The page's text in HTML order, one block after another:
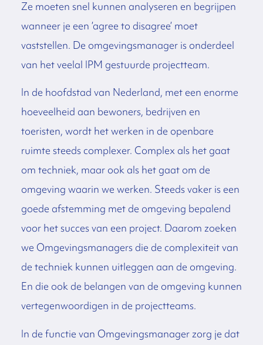
Ze moeten snel kunnen analyseren en begrijpen
wanneer je een ’agree to disagree’ moet
vaststellen. De omgevingsmanager is onderdeel
van het veelal IPM gestuurde projectteam.
In de hoofdstad van Nederland, met een enorme
hoeveelheid aan bewoners, bedrijven en
toeristen, wordt het werken in de openbare
ruimte steeds complexer. Complex als het gaat
om techniek, maar ook als het gaat om de
omgeving waarin we werken. Steeds vaker is een
goede afstemming met de omgeving bepalend
voor het succes van een project. Daarom zoeken
we Omgevingsmanagers die de complexiteit van
de techniek kunnen uitleggen aan de omgeving.
En die ook de belangen van de omgeving kunnen
vertegenwoordigen in de projectteams.
In de functie van Omgevingsmanager zorg je dat